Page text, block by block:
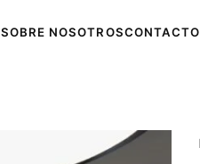
SOBRE NOSOTROS